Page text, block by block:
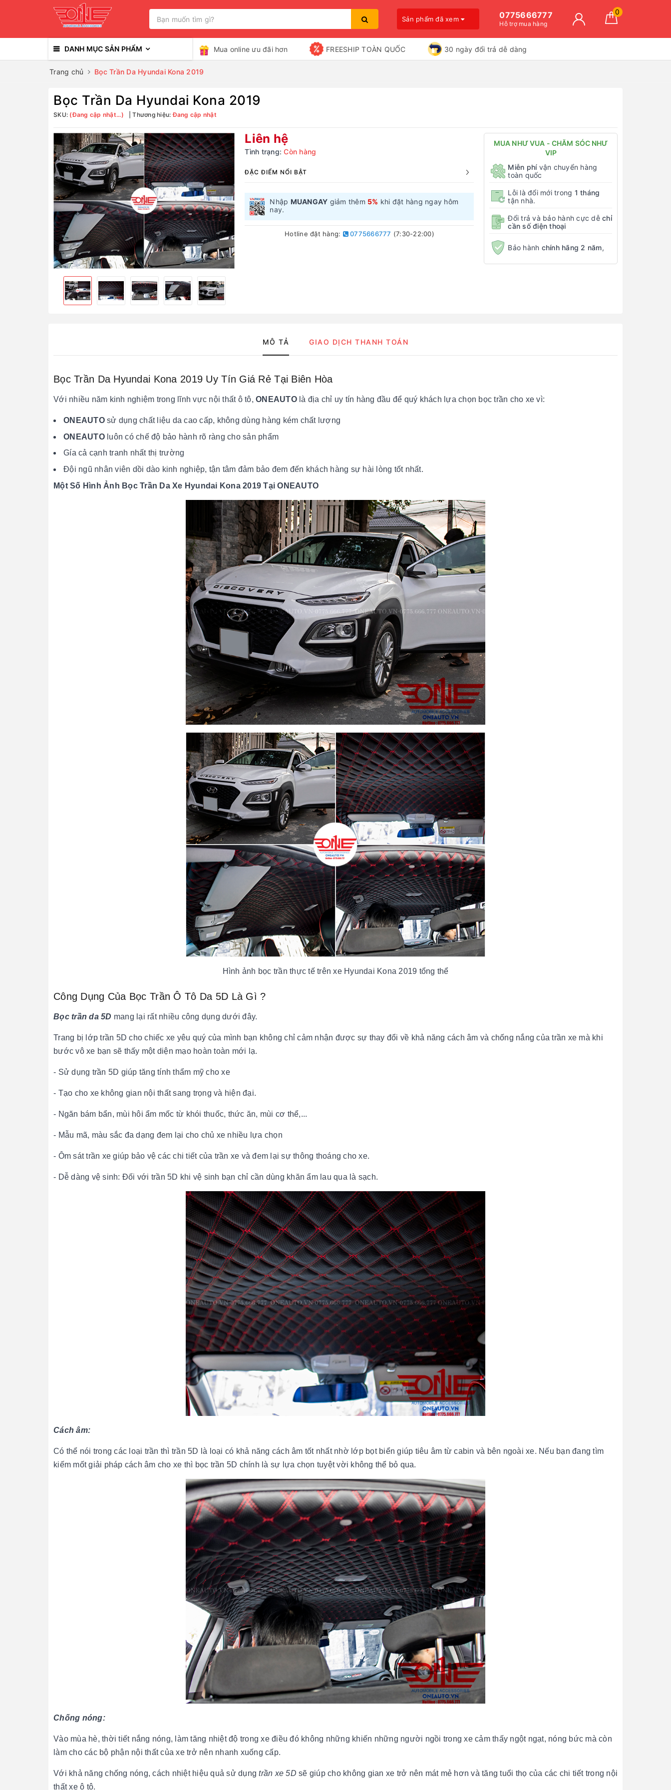
Sản phẩm đã xem 0775666777
Hỗ trợ mua hàng
0
DANH MỤC SẢN PHẨM Mua online ưu đãi hơn FREESHIP TOÀN QUỐC 30 ngày đổi trả dễ dàng
Trang chủ Bọc Trần Da Hyundai Kona 2019
Bọc Trần Da Hyundai Kona 2019
SKU: (Đang cập nhật...) Thương hiệu:Đang cập nhật
Liên hệ
Tình trạng: Còn hàng
ĐẶC ĐIỂM NỔI BẬT
Nhập MUANGAY giảm thêm 5% khi đặt hàng ngay hôm
nay.
Hotline đặt hàng: 0775666777 (7:30-22:00)
MUA NHƯ VUA - CHĂM SÓC NHƯ
VIP
Miễn phívận chuyển hàng
toàn quốc
Lỗi là đổi mới trong 1 tháng
tận nhà.
Đổi trả và bảo hành cực dễchỉ
cần số điện thoại
Bảo hành chính hãng 2 năm,
MÔ TẢ GIAO DỊCH THANH TOÁN
Bọc Trần Da Hyundai Kona 2019 Uy Tín Giá Rẻ Tại Biên Hòa
Với nhiều năm kinh nghiệm trong lĩnh vực nội thất ô tô, ONEAUTOlà địa chỉ uy tín hàng đầu để quý khách lựa chọn bọc trần cho xe vì:
ONEAUTOsử dụng chất liệu da cao cấp, không dùng hàng kém chất lượng
ONEAUTOluôn có chế độ bảo hành rõ ràng cho sản phẩm
Gía cả cạnh tranh nhất thị trường
Đội ngũ nhân viên dồi dào kinh nghiệp, tận tâm đảm bảo đem đến khách hàng sự hài lòng tốt nhất.
Một Số Hình Ảnh Bọc Trần Da Xe Hyundai Kona 2019Tại ONEAUTO
Hình ảnh bọc trần thực tế trên xe Hyundai Kona 2019 tổng thể
Công Dụng Của Bọc Trần Ô Tô Da 5D Là Gì ?
Bọc trần da 5D mang lại rất nhiều công dụng dưới đây.
Trang bị lớp trần 5D cho chiếc xe yêu quý của mình bạn không chỉ cảm nhận được sự thay đổi về khả năng cách âm và chống nắng của trần xe mà khi
bước vô xe bạn sẽ thấy một diện mạo hoàn toàn mới lạ.
- Sử dụng trần 5D giúp tăng tính thẩm mỹ cho xe
- Tạo cho xe không gian nội thất sang trọng và hiện đại.
- Ngăn bám bẩn, mùi hôi ẩm mốc từ khói thuốc, thức ăn, mùi cơ thể,...
- Mẫu mã, màu sắc đa dạng đem lại cho chủ xe nhiều lựa chọn
- Ôm sát trần xe giúp bảo vệ các chi tiết của trần xe và đem lại sự thông thoáng cho xe.
- Dễ dàng vệ sinh: Đối với trần 5D khi vệ sinh bạn chỉ cần dùng khăn ẩm lau qua là sạch.
Cách âm:
Có thể nói trong các loại trần thì trần 5D là loại có khả năng cách âm tốt nhất nhờ lớp bọt biển giúp tiêu âm từ cabin và bên ngoài xe. Nếu bạn đang tìm
kiếm mốt giải pháp cách âm cho xe thì bọc trần 5D chính là sự lựa chọn tuyệt vời không thể bỏ qua.
Chống nóng:
Vào mùa hè, thời tiết nắng nóng, làm tăng nhiệt độ trong xe điều đó không những khiến những người ngồi trong xe cảm thấy ngột ngạt, nóng bức mà còn
làm cho các bộ phận nội thất của xe trở nên nhanh xuống cấp.
Với khả năng chống nóng, cách nhiệt hiệu quả sử dụngtrần xe 5D sẽ giúp cho không gian xe trở nên mát mẻ hơn và tăng tuổi thọ của các chi tiết trong nội
thất xe ô tô.